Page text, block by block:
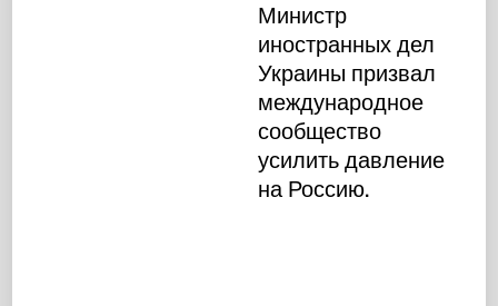
Министр
иностранных дел
Украины призвал
международное
сообщество
усилить давление
на Россию.